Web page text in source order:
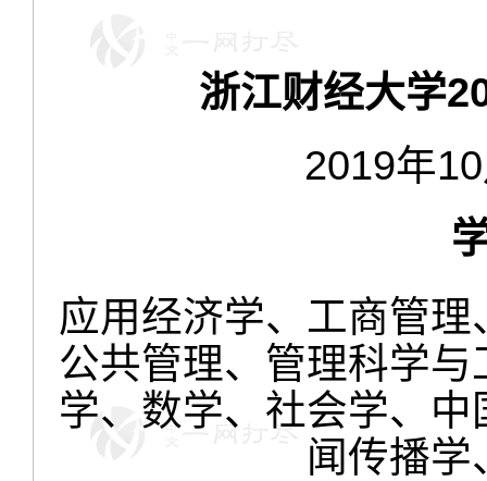
浙江财经大学
2019年
应用经济学、工商管
公共管理、管理科学
学、数学、社会学、
闻传播学